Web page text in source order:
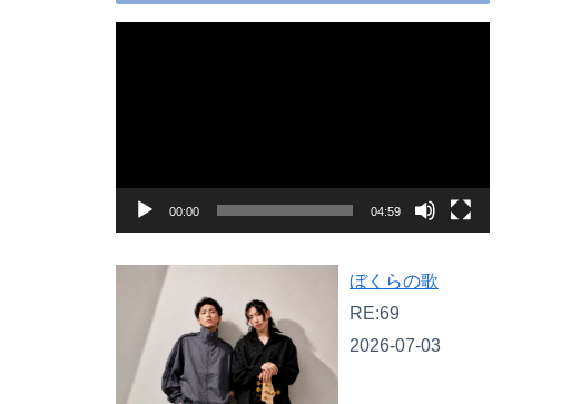
ー
00:00 04:59
ぼくらの歌
RE:69
2026-07-03